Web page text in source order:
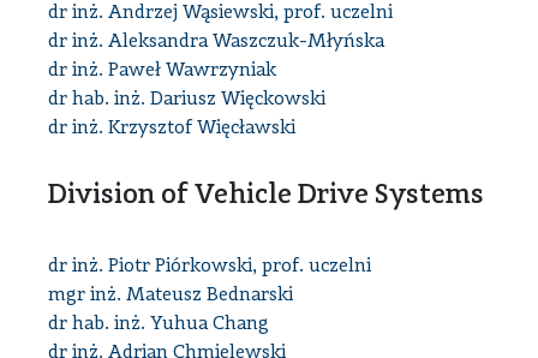
dr inż. Andrzej Wąsiewski, prof. uczelni
dr inż. Aleksandra Waszczuk-Młyńska
dr inż. Paweł Wawrzyniak
dr hab. inż. Dariusz Więckowski
dr inż. Krzysztof Więcławski
Division of Vehicle Drive Systems
dr inż. Piotr Piórkowski, prof. uczelni
mgr inż. Mateusz Bednarski
dr hab. inż. Yuhua Chang
dr inż. Adrian Chmielewski